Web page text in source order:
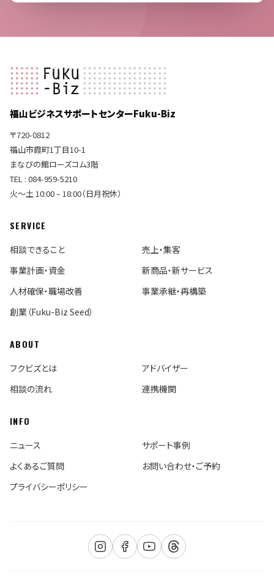
福山ビジネスサポートセンターFuku-Biz
〒720-0812
福山市霞町1丁目10-1
まなびの館ローズコム3階
TEL : 084-959-5210
火〜土 10:00 – 18:00（日月祝休）
SERVICE
相談できること
売上・集客
事業計画・資金
新商品・新サービス
人材確保・職場改善
事業承継・再構築
創業（Fuku-Biz Seed）
ABOUT
フクビズとは
アドバイザー
相談の流れ
連携機関
INFO
ニュース
サポート事例
よくあるご質問
お問い合わせ・ご予約
プライバシーポリシー